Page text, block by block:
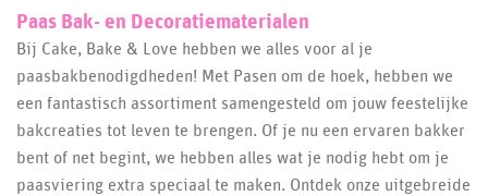
Paas Bak- en Decoratiematerialen
Bij Cake, Bake & Love hebben we alles voor al je
paasbakbenodigdheden! Met Pasen om de hoek, hebben we
een fantastisch assortiment samengesteld om jouw feestelijke
bakcreaties tot leven te brengen. Of je nu een ervaren bakker
bent of net begint, we hebben alles wat je nodig hebt om je
paasviering extra speciaal te maken. Ontdek onze uitgebreide